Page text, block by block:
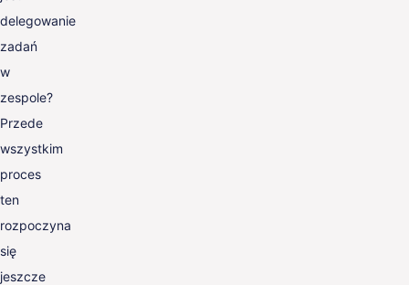
delegowanie
zadań
w
zespole?
Przede
wszystkim
proces
ten
rozpoczyna
się
jeszcze